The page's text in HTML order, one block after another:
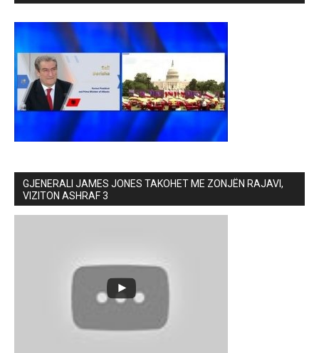
GJENERALI JAMES JONES TAKOHET ME ZONJËN RAJAVI,
VIZITON ASHRAF 3